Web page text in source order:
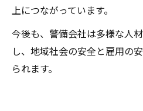
上につながっています。
今後も、警備会社は多様な人
し、地域社会の安全と雇用の
られます。